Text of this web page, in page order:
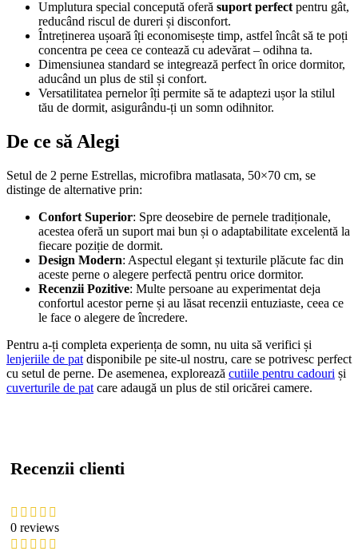
Umplutura special concepută oferă suport perfect pentru gât,
reducând riscul de dureri și disconfort.
Întreținerea ușoară îți economisește timp, astfel încât să te poți
concentra pe ceea ce contează cu adevărat – odihna ta.
Dimensiunea standard se integrează perfect în orice dormitor,
aducând un plus de stil și confort.
Versatilitatea pernelor îți permite să te adaptezi ușor la stilul
tău de dormit, asigurându-ți un somn odihnitor.
De ce să Alegi
Setul de 2 perne Estrellas, microfibra matlasata, 50×70 cm, se
distinge de alternative prin:
Confort Superior: Spre deosebire de pernele tradiționale,
acestea oferă un suport mai bun și o adaptabilitate excelentă la
fiecare poziție de dormit.
Design Modern: Aspectul elegant și texturile plăcute fac din
aceste perne o alegere perfectă pentru orice dormitor.
Recenzii Pozitive: Multe persoane au experimentat deja
confortul acestor perne și au lăsat recenzii entuziaste, ceea ce
le face o alegere de încredere.
Pentru a-ți completa experiența de somn, nu uita să verifici și
lenjeriile de pat disponibile pe site-ul nostru, care se potrivesc perfect
cu setul de perne. De asemenea, explorează cutiile pentru cadouri și
cuverturile de pat care adaugă un plus de stil oricărei camere.
Recenzii clienti
0 reviews